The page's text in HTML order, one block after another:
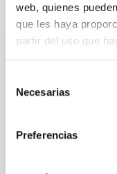
web, quienes
que les haya
partir del uso que
Necesarias
Preferencias
Automatic
posicionadores
micrómetros.